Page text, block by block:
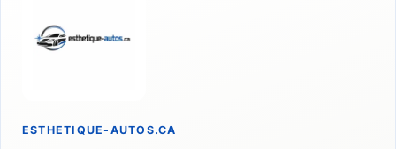
ESTHETIQUE-AUTOS.CA